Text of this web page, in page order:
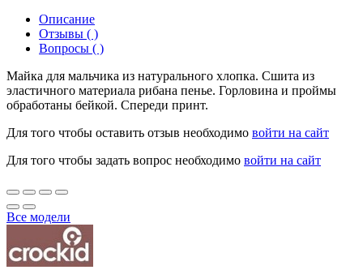
Описание
Отзывы ( )
Вопросы ( )
Майка для мальчика из натурального хлопка. Сшита из
эластичного материала рибана пенье. Горловина и проймы
обработаны бейкой. Спереди принт.
Для того чтобы оставить отзыв необходимо войти на сайт
Для того чтобы задать вопрос необходимо войти на сайт
Все модели